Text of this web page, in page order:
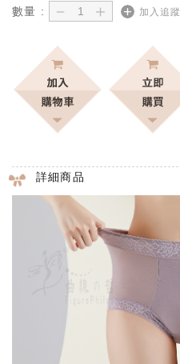
數量 : － ＋ 加入追蹤
詳細商品